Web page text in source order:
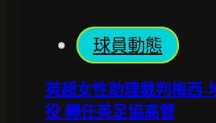
球員動態
英超女性助理裁判梅西-
役 轉任英足協高管